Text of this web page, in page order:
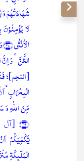
لَا
[النجم]؛
الۡمِحۡرَابِ
مِّنَ اللّٰہِ وَ
﴿۳۹﴾
یَّکۡفِیَکُمۡ